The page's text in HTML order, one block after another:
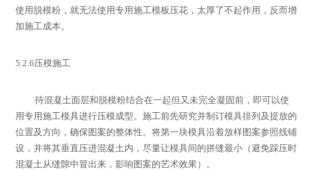
使用脱模粉，就无法使用专用施工模板压花，太厚了不起作用，反而增
加施工成本。
5.2.6压模施工
待混凝土面层和脱模粉结合在一起但又未完全凝固前，即可以使
用专用施工模具进行压模成型。施工前先研究并制订模具排列及提放的
位置及方向，确保图案的整体性。将第一块模具沿着放样图案参照线铺
设，并将其垂直压进混凝土内，尽量让模具间的拼缝最小（避免踩压时
混凝土从缝隙中冒出来，影响图案的艺术效果）。